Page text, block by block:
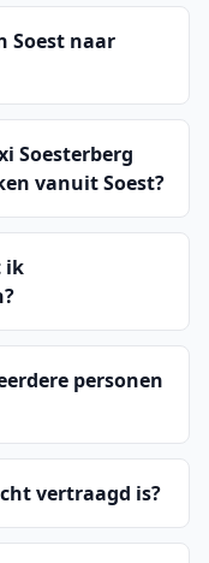
Soest naar
Soesterberg
vanuit Soest?
ik
personen
vertraagd is?